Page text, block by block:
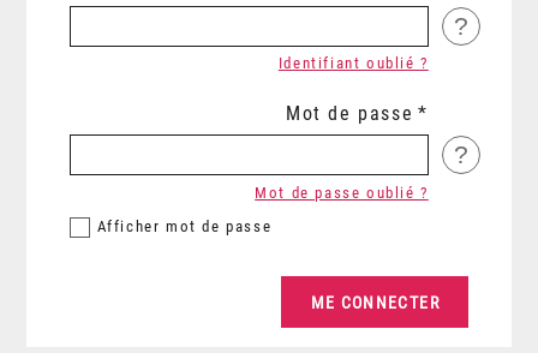
?
Identifiant oublié ?
Mot de passe
?
Afficher mot de passe
Mot de passe oublié ?